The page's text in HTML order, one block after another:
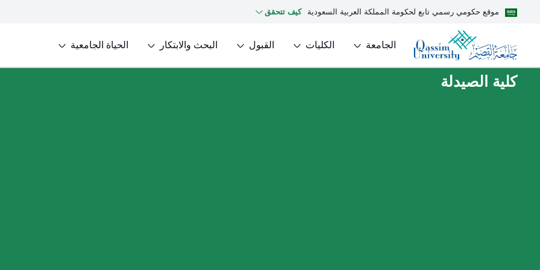
موقع حكومي رسمي تابع لحكومة المملكة العربية السعودية كيف تتحقق
الجامعة الكليات القبول البحث والابتكار الحياة الجامعية
كلية الصيدلة